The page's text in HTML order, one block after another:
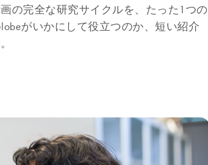
の完全な研究サイクルを、たった1つの
がいかにして役立つのか、短い紹介